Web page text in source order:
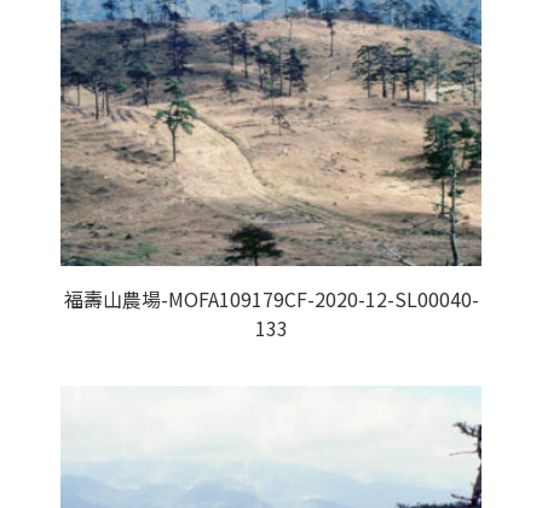
福壽山農場-MOFA109179CF-2020-12-SL00040-
133